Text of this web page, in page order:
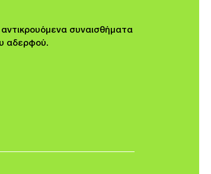
συναισθήματα
αδερφού.